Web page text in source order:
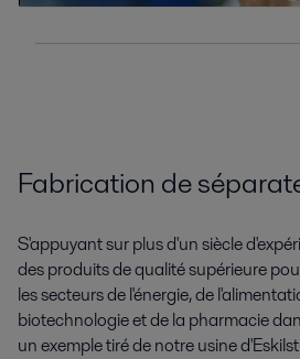
Fabrication de
S'appuyant sur plus d'un siècle
des produits de qualité supérieure
les secteurs de l'énergie, de
biotechnologie et de la pharmacie
un exemple tiré de notre usine